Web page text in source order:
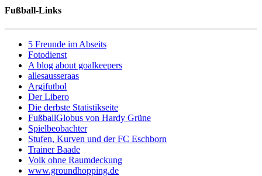
Fußball-Links
5 Freunde im Abseits
Fotodienst
A blog about goalkeepers
allesausseraas
Argifutbol
Der Libero
Die derbste Statistikseite
FußballGlobus von Hardy Grüne
Spielbeobachter
Stufen, Kurven und der FC Eschborn
Trainer Baade
Volk ohne Raumdeckung
www.groundhopping.de